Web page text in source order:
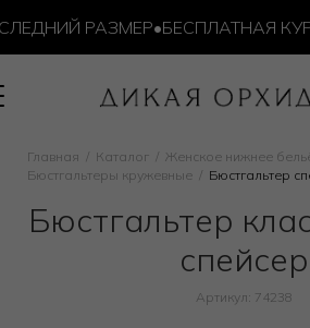
РАЗМЕР•БЕСПЛАТНАЯ
Главная Каталог Женское нижнее
Бюстгальтеры кружевные
Бюстгальтер
Бюстгальтер
спейсер
Артикул: 74238